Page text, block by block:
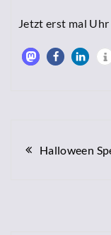
Jetzt erst mal
Halloween